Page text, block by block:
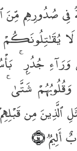
صُدُورِهِم مِّنَ
لَا يُقَـٰتِلُونَكُمْ
جُدُرٍۭ
شَتَّىٰ
ٱلَّذِينَ مِن
أَلِيمٌۭ﴿١٥﴾